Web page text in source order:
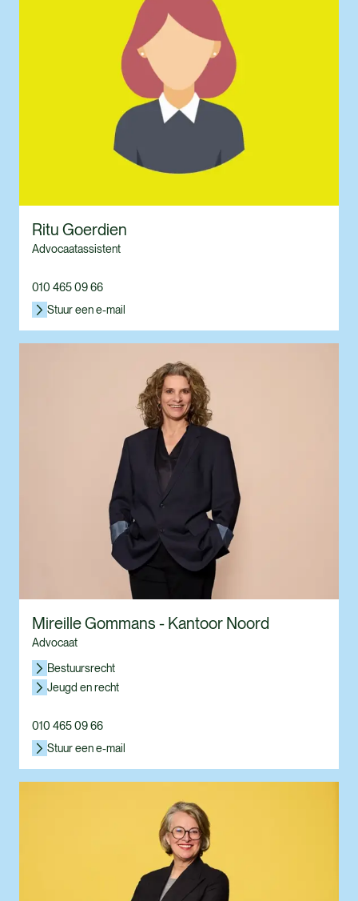
Ritu Goerdien
Advocaatassistent
010 465 09 66
Stuur een e-mail
Mireille Gommans - Kantoor Noord
Advocaat
Bestuursrecht
Jeugd en recht
010 465 09 66
Stuur een e-mail